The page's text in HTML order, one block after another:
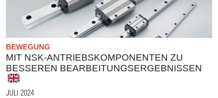
BEWEGUNG
MIT NSK-ANTRIEBSKOMPONENTEN ZU
BESSEREN BEARBEITUNGSERGEBNISSEN
JULI 2024